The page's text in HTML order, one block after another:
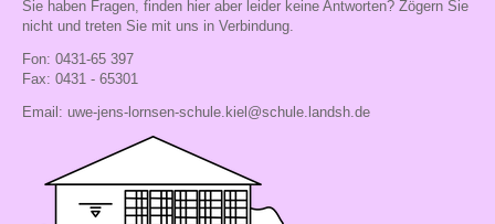
Initiative
Schulgarten
Ferien-
Sie haben Fragen, finden hier aber leider keine Antworten? Zögern Sie
nicht und treten Sie mit uns in Verbindung.
Fon: 0431-65 397
Fax: 0431 - 65301
Email: uwe-jens-lornsen-schule.kiel@schule.landsh.de